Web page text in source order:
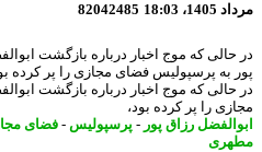
18:03
82042485
که موج اخبار درباره بازگشت ابوالفضل
به پرسپولیس فضای مجازی را پر کرده بود،
که موج اخبار درباره بازگشت
را پر کرده بود،
رزاق پور-پرسپولیس-فضای مجازی